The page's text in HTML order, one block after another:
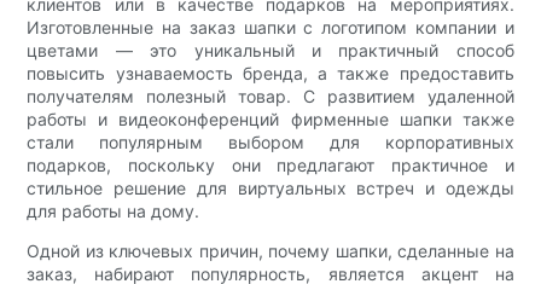
клиентов или в качестве подарков на мероприятиях.
Изготовленные на заказ шапки с логотипом компании и
цветами — это уникальный и практичный способ
повысить узнаваемость бренда, а также предоставить
получателям полезный товар. С развитием удаленной
работы и видеоконференций фирменные шапки также
стали популярным выбором для корпоративных
подарков, поскольку они предлагают практичное и
стильное решение для виртуальных встреч и одежды
для работы на дому.
Одной из ключевых причин, почему шапки, сделанные на
заказ, набирают популярность, является акцент на